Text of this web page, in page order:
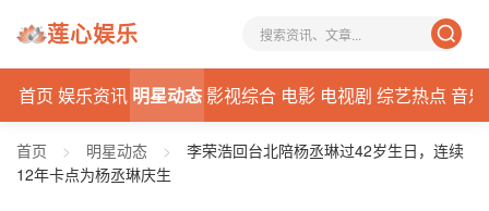
莲心娱乐
首页 娱乐资讯 明星动态 影视综合 电影 电视剧 综艺热点 音
首页 > 明星动态 >
李荣浩回台北陪杨丞琳过42岁生日，连续
12年卡点为杨丞琳庆生